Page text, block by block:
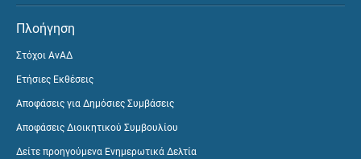
Πλοήγηση
Στόχοι ΑνΑΔ
Ετήσιες Εκθέσεις
Αποφάσεις για Δημόσιες Συμβάσεις
Αποφάσεις Διοικητικού Συμβουλίου
Δείτε προηγούμενα Ενημερωτικά Δελτία